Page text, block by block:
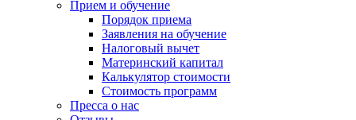
Прием и обучение
Порядок приема
Заявления на обучение
Налоговый вычет
Материнский капитал
Калькулятор стоимости
Стоимость программ
Пресса о нас